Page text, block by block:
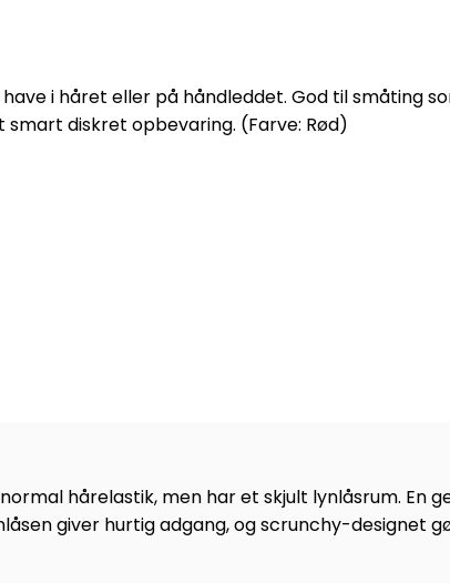
i håret eller på håndleddet. God til småting
diskret opbevaring. (Farve: Rød)
hårelastik, men har et skjult lynlåsrum. En
giver hurtig adgang, og scrunchy-designet